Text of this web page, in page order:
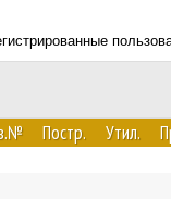
Постр. Утил.